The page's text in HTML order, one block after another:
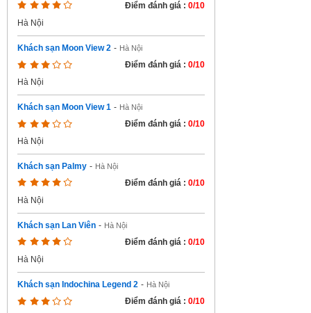
Điểm đánh giá : 0/10
Hà Nội
Khách sạn Moon View 2 - Hà Nội
Điểm đánh giá : 0/10
Hà Nội
Khách sạn Moon View 1 - Hà Nội
Điểm đánh giá : 0/10
Hà Nội
Khách sạn Palmy - Hà Nội
Điểm đánh giá : 0/10
Hà Nội
Khách sạn Lan Viên - Hà Nội
Điểm đánh giá : 0/10
Hà Nội
Khách sạn Indochina Legend 2 - Hà Nội
Điểm đánh giá : 0/10